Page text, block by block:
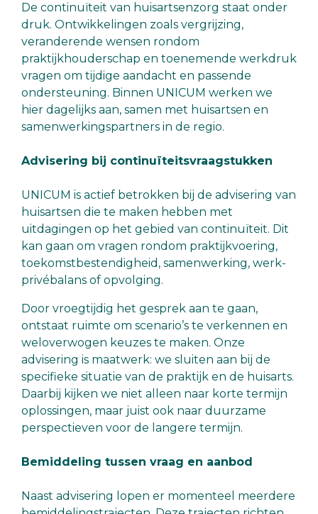
De continuïteit van huisartsenzorg staat onder
druk. Ontwikkelingen zoals vergrijzing,
veranderende wensen rondom
praktijkhouderschap en toenemende werkdruk
vragen om tijdige aandacht en passende
ondersteuning. Binnen UNICUM werken we
hier dagelijks aan, samen met huisartsen en
samenwerkingspartners in de regio.
Advisering bij continuïteitsvraagstukken
UNICUM is actief betrokken bij de advisering van
huisartsen die te maken hebben met
uitdagingen op het gebied van continuïteit. Dit
kan gaan om vragen rondom praktijkvoering,
toekomstbestendigheid, samenwerking, werk-
privébalans of opvolging.
Door vroegtijdig het gesprek aan te gaan,
ontstaat ruimte om scenario’s te verkennen en
weloverwogen keuzes te maken. Onze
advisering is maatwerk: we sluiten aan bij de
specifieke situatie van de praktijk en de huisarts.
Daarbij kijken we niet alleen naar korte termijn
oplossingen, maar juist ook naar duurzame
perspectieven voor de langere termijn.
Bemiddeling tussen vraag en aanbod
Naast advisering lopen er momenteel meerdere